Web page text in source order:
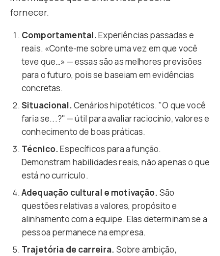
fornecer.
Comportamental.Experiências passadas e
reais. «Conte-me sobre uma vez em que você
teve que…» — essas são as melhores previsões
para o futuro, pois se baseiam em evidências
concretas.
Situacional.Cenários hipotéticos. "O que você
faria se...?" — útil para avaliar raciocínio, valores e
conhecimento de boas práticas.
Técnico.Específicos para a função.
Demonstram habilidades reais, não apenas o que
está no currículo.
Adequação cultural e motivação. São
questões relativas a valores, propósito e
alinhamento com a equipe. Elas determinam se a
pessoa permanece na empresa.
Trajetória de carreira. Sobre ambição,